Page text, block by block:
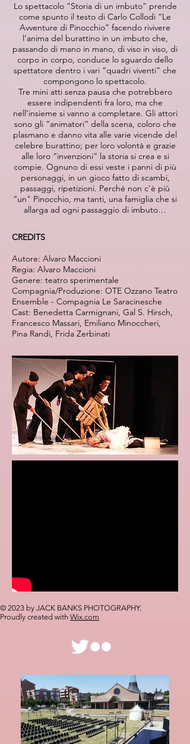
Lo spettacolo “Storia di un imbuto” prende
come spunto il testo di Carlo Collodi “Le
Avventure di Pinocchio” facendo rivivere
l’anima del burattino in un imbuto che,
passando di mano in mano, di viso in viso, di
corpo in corpo, conduce lo sguardo dello
spettatore dentro i vari “quadri viventi” che
compongono lo spettacolo.
Tre mini atti senza pausa che potrebbero
essere indipendenti fra loro, ma che
nell’insieme si vanno a completare. Gli attori
sono gli “animatori” della scena, coloro che
plasmano e danno vita alle varie vicende del
celebre burattino; per loro volontà e grazie
alle loro “invenzioni” la storia si crea e si
compie. Ognuno di essi veste i panni di più
personaggi, in un gioco fatto di scambi,
passaggi, ripetizioni. Perché non c’è più
“un” Pinocchio, ma tanti, una famiglia che si
allarga ad ogni passaggio di imbuto…
CREDITS
Autore: Alvaro Maccioni
Regia: Alvaro Maccioni
Genere: teatro sperimentale
Compagnia/Produzione: OTE Ozzano Teatro
Ensemble - Compagnia Le Saracinesche
Cast: Benedetta Carmignani, Gal S. Hirsch,
Francesco Massari, Emiliano Minoccheri,
Pina Randi, Frida Zerbinati
© 2023 by JACK BANKS PHOTOGRAPHY.
Proudly created with Wix.com